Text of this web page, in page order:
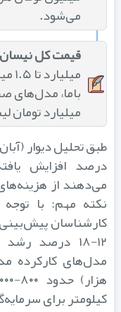
می‌شود.
قیمت کل نیسان
میلیارد تومان
درصد افزایش
می‌دهند از هزینه‌های
۱۲-۱۸ درصد رشد
کیلومتر برای